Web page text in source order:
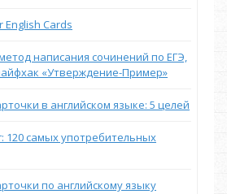
Cards
написания сочинений по ЕГЭ,
лайфхак «Утверждение-Пример»
в английском языке: 5 целей
120 самых употребительных
по английскому языку